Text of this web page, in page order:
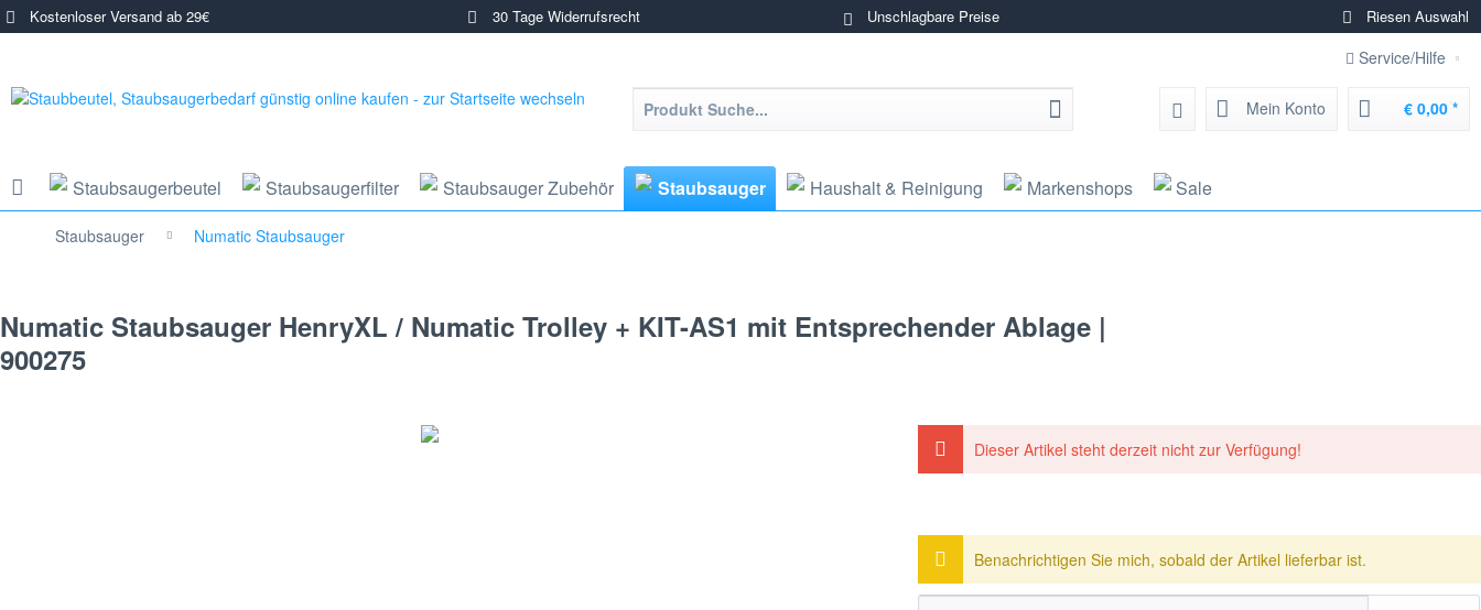
Kostenloser Versand ab 29€ 30 Tage Widerrufsrecht Unschlagbare Preise Riesen Auswahl
Service/Hilfe
Mein Konto € 0,00 *
Staubsaugerbeutel Staubsaugerfilter Staubsauger Zubehör Staubsauger Haushalt & Reinigung Markenshops Sale
Staubsauger Numatic Staubsauger
Numatic Staubsauger HenryXL / Numatic Trolley + KIT-AS1 mit Entsprechender Ablage |
900275
Dieser Artikel steht derzeit nicht zur Verfügung!
Benachrichtigen Sie mich, sobald der Artikel lieferbar ist.